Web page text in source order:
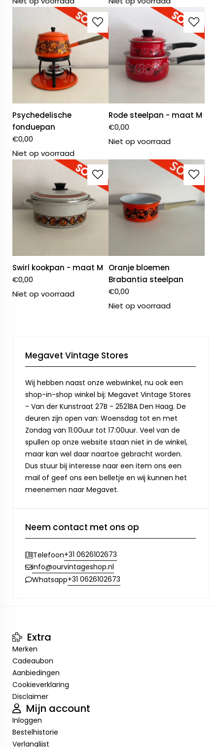
Psychedelische
fonduepan
€0,00
Niet op voorraad
Rode steelpan - maat M
€0,00
Niet op voorraad
Swirl kookpan - maat M
€0,00
Niet op voorraad
Oranje bloemen
Brabantia steelpan
€0,00
Niet op voorraad
Megavet Vintage Stores
Wij hebben naast onze webwinkel, nu ook een
shop-in-shop winkel bij: Megavet Vintage Stores
- Van der Kunstraat 27B - 2521BA Den Haag. De
deuren zijn open van: Woensdag tot en met
Zondag van 11:00uur tot 17:00uur. Veel van de
spullen op onze website staan niet in de winkel,
maar kan wel daar naartoe gebracht worden.
Dus stuur bij interesse naar een item ons een
mail of geef ons een belletje en wij kunnen het
meenemen naar Megavet.
Neem contact met ons op
Telefoon+31 0626102673
info@ourvintageshop.nl
Whatsapp+31 0626102673
Extra
Merken
Cadeaubon
Aanbiedingen
Cookieverklaring
Disclaimer
Mijn account
Inloggen
Bestelhistorie
Verlanglijst